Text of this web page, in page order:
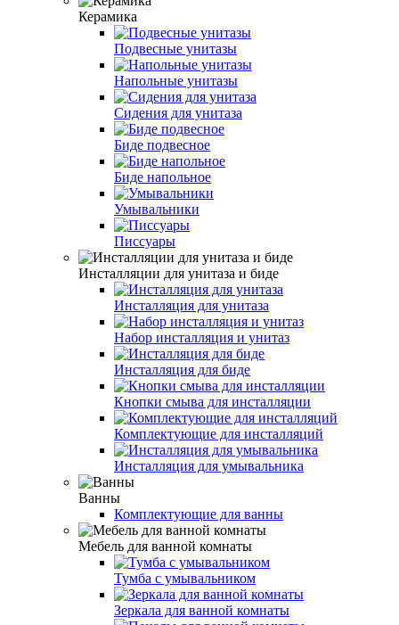
Керамика
Подвесные унитазы
Напольные унитазы
Сидения для унитаза
Биде подвесное
Биде напольное
Умывальники
Писсуары
Инсталляции для унитаза и биде
Инсталляция для унитаза
Набор инсталляция и унитаз
Инсталляция для биде
Кнопки смыва для инсталляции
Комплектующие для инсталляций
Инсталляция для умывальника
Ванны
Комплектующие для ванны
Мебель для ванной комнаты
Тумба с умывальником
Зеркала для ванной комнаты